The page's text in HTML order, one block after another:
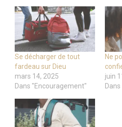
Se décharger de tout
fardeau sur Dieu
mars 14, 2025
Dans "Encouragement"
Ne
juin